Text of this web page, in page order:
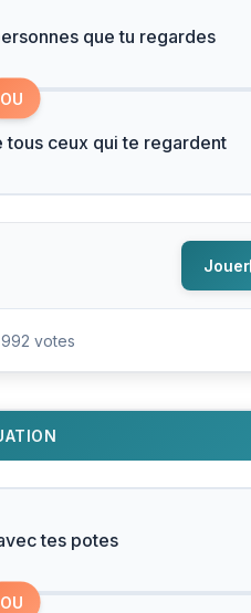
que tu regardes
OU
tous ceux qui te regardent
Jouer
992 votes
tes potes
OU